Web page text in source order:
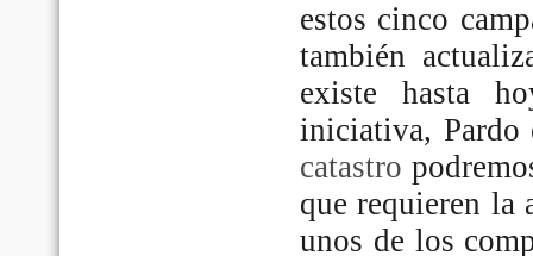
estos cinco
también
existe hasta
iniciativa,
catastro
que requieren la
unos de los